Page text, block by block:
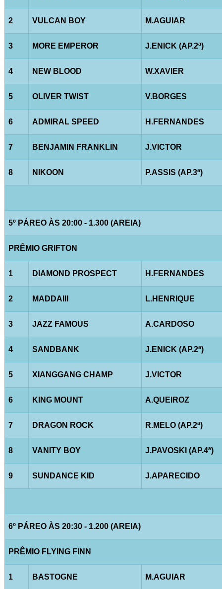
2 VULCAN BOY M.AGUIAR
3 MORE EMPEROR J.ENICK (AP.2ª)
4 NEW BLOOD W.XAVIER
5 OLIVER TWIST V.BORGES
6 ADMIRAL SPEED H.FERNANDES
7 BENJAMIN FRANKLIN J.VICTOR
8 NIKOON P.ASSIS (AP.3ª)
5º PÁREO ÀS 20:00 - 1.300 (AREIA)
PRÊMIO GRIFTON
1 DIAMOND PROSPECT H.FERNANDES
2 MADDAIII L.HENRIQUE
3 JAZZ FAMOUS A.CARDOSO
4 SANDBANK J.ENICK (AP.2ª)
5 XIANGGANG CHAMP J.VICTOR
6 KING MOUNT A.QUEIROZ
7 DRAGON ROCK R.MELO (AP.2ª)
8 VANITY BOY J.PAVOSKI (AP.4ª)
9 SUNDANCE KID J.APARECIDO
6º PÁREO ÀS 20:30 - 1.200 (AREIA)
PRÊMIO FLYING FINN
1 BASTOGNE M.AGUIAR